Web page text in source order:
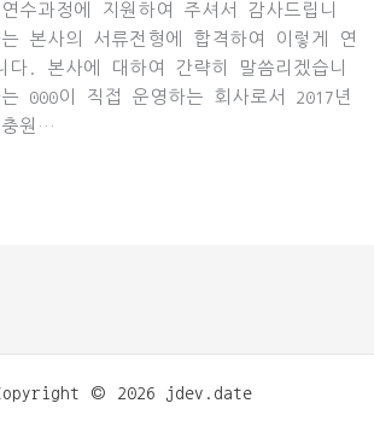
수과정에 지원하여 주셔서 감사드립니
본사의 서류전형에 합격하여 이렇게 연
다. 본사에 대하여 간략히 말씀리겠습니
000이 직접 운영하는 회사로서 2017년
원…
© 2026 jdev.date